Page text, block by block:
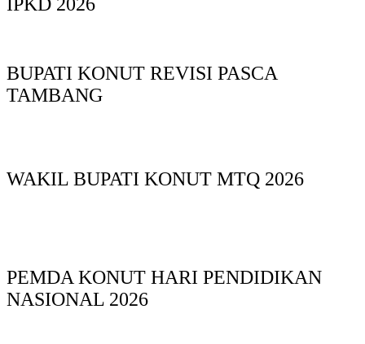
IPKD 2026
BUPATI KONUT REVISI PASCA
TAMBANG
WAKIL BUPATI KONUT MTQ 2026
PEMDA KONUT HARI PENDIDIKAN
NASIONAL 2026